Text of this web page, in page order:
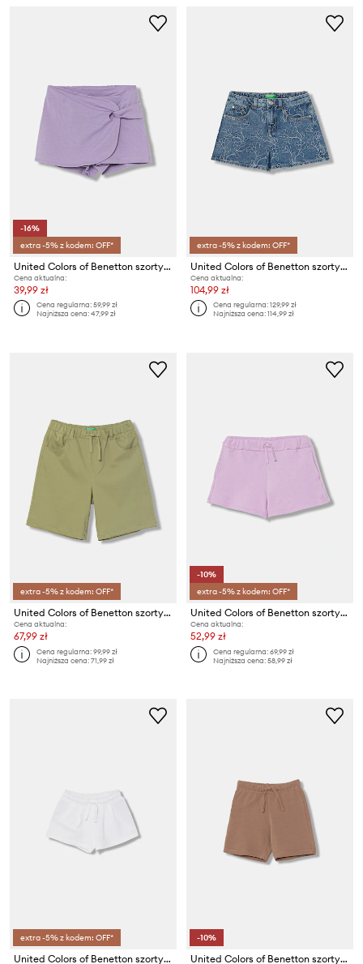
-16%
extra -5% z kodem: OFF*
United Colors of Benetton szorty dresowe dziecięce bawełniane
Cena aktualna:
39,99 zł
Cena regularna:59,99 zł
Najniższa cena:47,99 zł
extra -5% z kodem: OFF*
United Colors of Benetton szorty dziecięce bawełniane
Cena aktualna:
104,99 zł
Cena regularna:129,99 zł
Najniższa cena:114,99 zł
extra -5% z kodem: OFF*
United Colors of Benetton szorty dziecięce
Cena aktualna:
67,99 zł
Cena regularna:99,99 zł
Najniższa cena:71,99 zł
-10%
extra -5% z kodem: OFF*
United Colors of Benetton szorty dresowe dziecięce bawełniane
Cena aktualna:
52,99 zł
Cena regularna:69,99 zł
Najniższa cena:58,99 zł
extra -5% z kodem: OFF*
United Colors of Benetton szorty dresowe dziecięce bawełniane
-10%
United Colors of Benetton szorty dziecięce bawełniane